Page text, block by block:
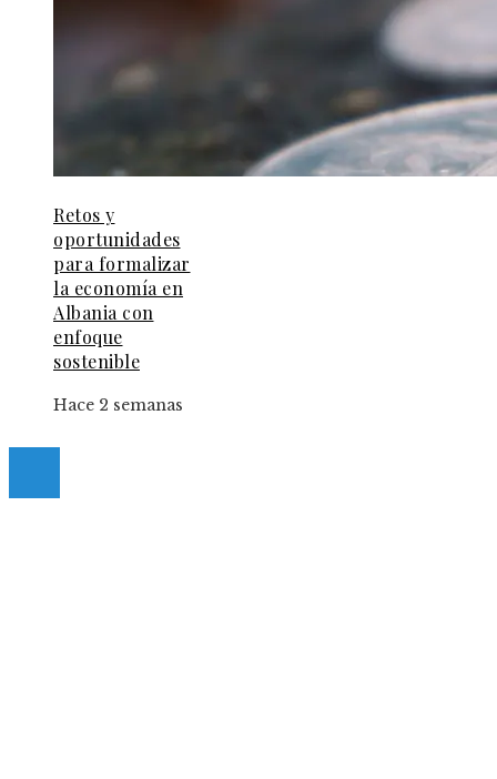
Retos y
oportunidades
para formalizar
la economía en
Albania con
enfoque
sostenible
Hace 2 semanas